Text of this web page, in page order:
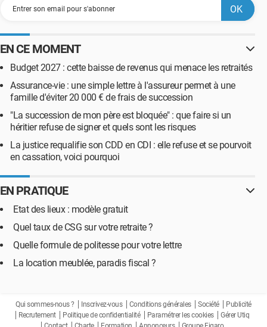
EN CE MOMENT
Budget 2027 : cette baisse de revenus qui menace les retraités
Assurance-vie : une simple lettre à l'assureur permet à une
famille d'éviter 20 000 € de frais de succession
"La succession de mon père est bloquée" : que faire si un
héritier refuse de signer et quels sont les risques
La justice requalifie son CDD en CDI : elle refuse et se pourvoit
en cassation, voici pourquoi
EN PRATIQUE
Etat des lieux : modèle gratuit
Quel taux de CSG sur votre retraite ?
Quelle formule de politesse pour votre lettre
La location meublée, paradis fiscal ?
Qui sommes-nous ? Inscrivez-vous Conditions générales Société
Publicité
Recrutement
Politique de confidentialité Paramétrer les cookies
Gérer Utiq